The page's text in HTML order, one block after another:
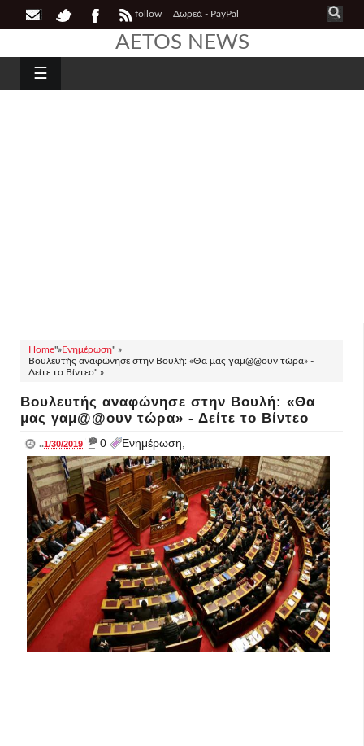
follow Δωρεά - PayPal
AETOS NEWS
☰
Home"»Ενημέρωση" »
Βουλευτής αναφώνησε στην Βουλή: «Θα μας γαμ@@ουν τώρα» -
Δείτε το Βίντεο" »
Βουλευτής αναφώνησε στην Βουλή: «Θα
μας γαμ@@ουν τώρα» - Δείτε το Βίντεο
..1/30/2019 _ 0 Ενημέρωση,